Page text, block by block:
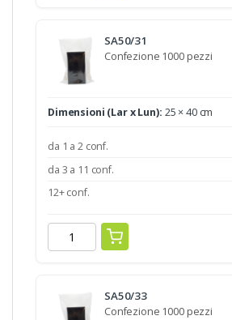
SA50/31
Confezione 1000 pezzi
Dimensioni (Lar x Lun): 25 × 40 cm
da 1 a 2 conf.
da 3 a 11 conf.
12+ conf.
SA50/33
Confezione 1000 pezzi